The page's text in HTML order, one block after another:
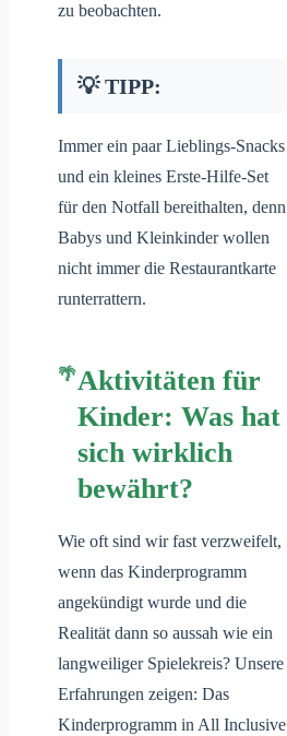
zu beobachten.
💡 TIPP:
Immer ein paar Lieblings-Snacks
und ein kleines Erste-Hilfe-Set
für den Notfall bereithalten, denn
Babys und Kleinkinder wollen
nicht immer die Restaurantkarte
runterrattern.
Aktivitäten für
Kinder: Was hat
sich wirklich
bewährt?
Wie oft sind wir fast verzweifelt,
wenn das Kinderprogramm
angekündigt wurde und die
Realität dann so aussah wie ein
langweiliger Spielekreis? Unsere
Erfahrungen zeigen: Das
Kinderprogramm in All Inclusive